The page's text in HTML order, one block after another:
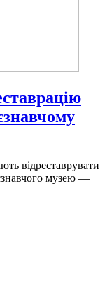
відреставрувати
музею —